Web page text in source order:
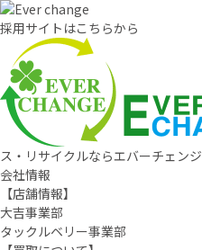
採用サイトはこちらから
ス・リサイクルならエバーチェンジ
会社情報
【店舗情報】
大吉事業部
タックルベリー事業部